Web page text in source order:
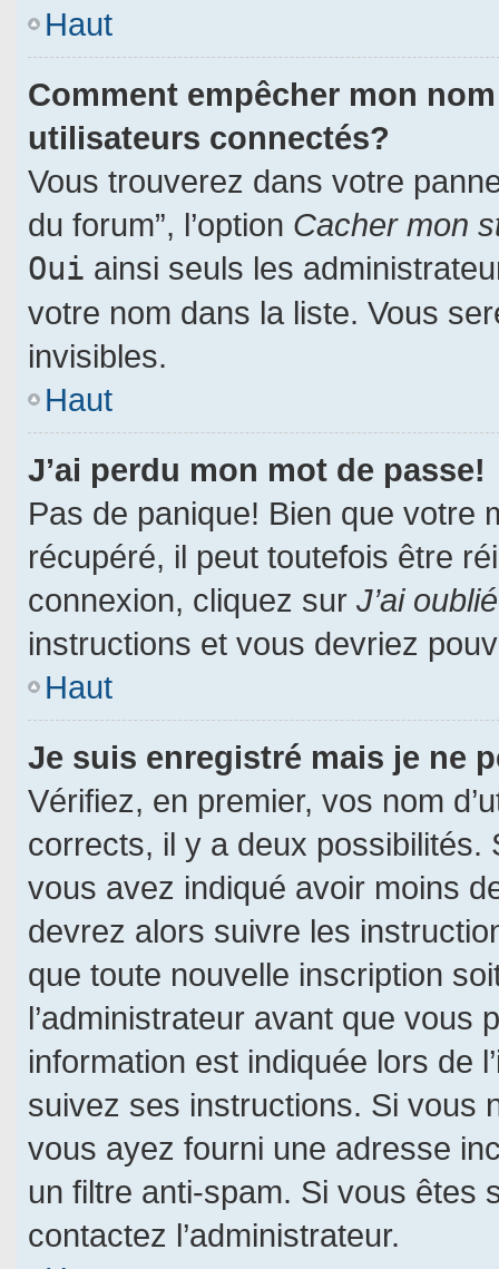
Haut
Comment empêcher mon
utilisateurs connectés?
Vous trouverez dans votre
du forum”, l’option Cacher mon
Oui ainsi seuls les
votre nom dans la liste. Vous
invisibles.
Haut
J’ai perdu mon mot de passe!
Pas de panique! Bien que votre
récupéré, il peut toutefois être
connexion, cliquez sur J’ai
instructions et vous devriez
Haut
Je suis enregistré mais je ne
Vérifiez, en premier, vos nom
corrects, il y a deux possibilités.
vous avez indiqué avoir moins
devrez alors suivre les
que toute nouvelle inscription
l’administrateur avant que vous
information est indiquée lors de
suivez ses instructions. Si vous
vous ayez fourni une adresse
un filtre anti-spam. Si vous êtes
contactez l’administrateur.